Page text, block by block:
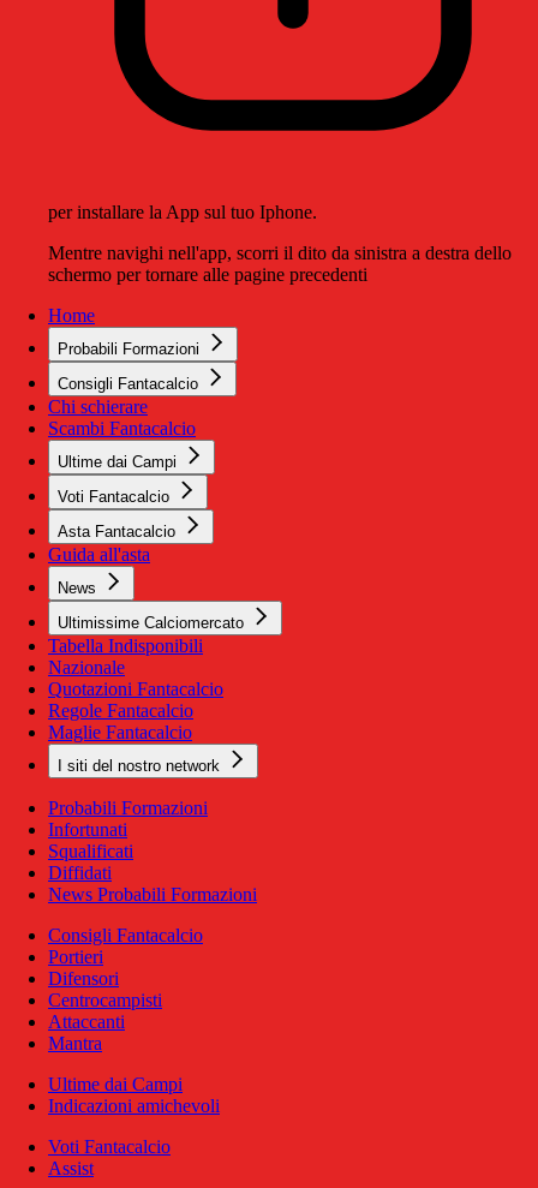
per installare la App sul tuo Iphone.
Mentre navighi nell'app, scorri il dito da sinistra a destra dello
schermo per tornare alle pagine precedenti
Home
Probabili Formazioni
Consigli Fantacalcio
Chi schierare
Scambi Fantacalcio
Ultime dai Campi
Voti Fantacalcio
Asta Fantacalcio
Guida all'asta
News
Ultimissime Calciomercato
Tabella Indisponibili
Nazionale
Quotazioni Fantacalcio
Regole Fantacalcio
Maglie Fantacalcio
I siti del nostro network
Probabili Formazioni
Infortunati
Squalificati
Diffidati
News Probabili Formazioni
Consigli Fantacalcio
Portieri
Difensori
Centrocampisti
Attaccanti
Mantra
Ultime dai Campi
Indicazioni amichevoli
Voti Fantacalcio
Assist